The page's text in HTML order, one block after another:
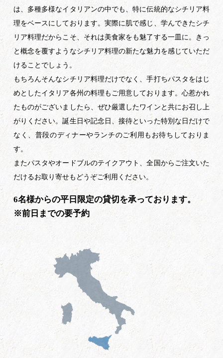
は、多種多様なイタリアンの中でも、特に伝統的なシチリア料
理をベースにしております。実際に肌で感じ、学んできたシチ
リア料理だからこそ、それは美食家をも魅了する一皿に。きっ
と概念を覆すようなシチリア料理の新たな魅力を感じていただ
けることでしょう。
もちろんそんなシチリア料理だけでなく、手打ちパスタをはじ
めとしたイタリア各州の料理もご用意しております。心惹かれ
たものがございましたら、ぜひ厳選したワインと共にお召し上
がりください。誕生日や記念日、接待といった特別な日だけで
なく、普段のディナーやランチのご利用もお待ちしておりま
す。
またパスタやオードブルのテイクアウト、全国からご注文いた
だけるお取り寄せもどうぞご利用ください。
6名様からの平日限定の貸切を承っております。
※前日までの要予約